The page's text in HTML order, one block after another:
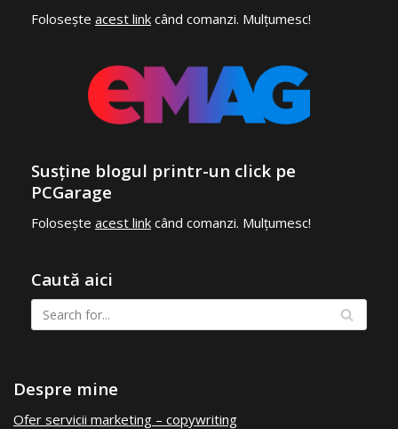
Folosește acest link când comanzi. Mulțumesc!
Susține blogul printr-un click pe
PCGarage
Folosește acest link când comanzi. Mulțumesc!
Caută aici
Despre mine
Ofer servicii marketing – copywriting